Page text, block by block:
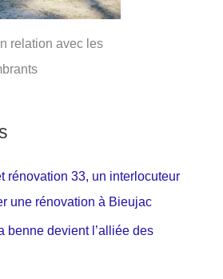
relation avec les
rénovation 33, un interlocuteur
une rénovation à Bieujac
benne devient l’alliée des